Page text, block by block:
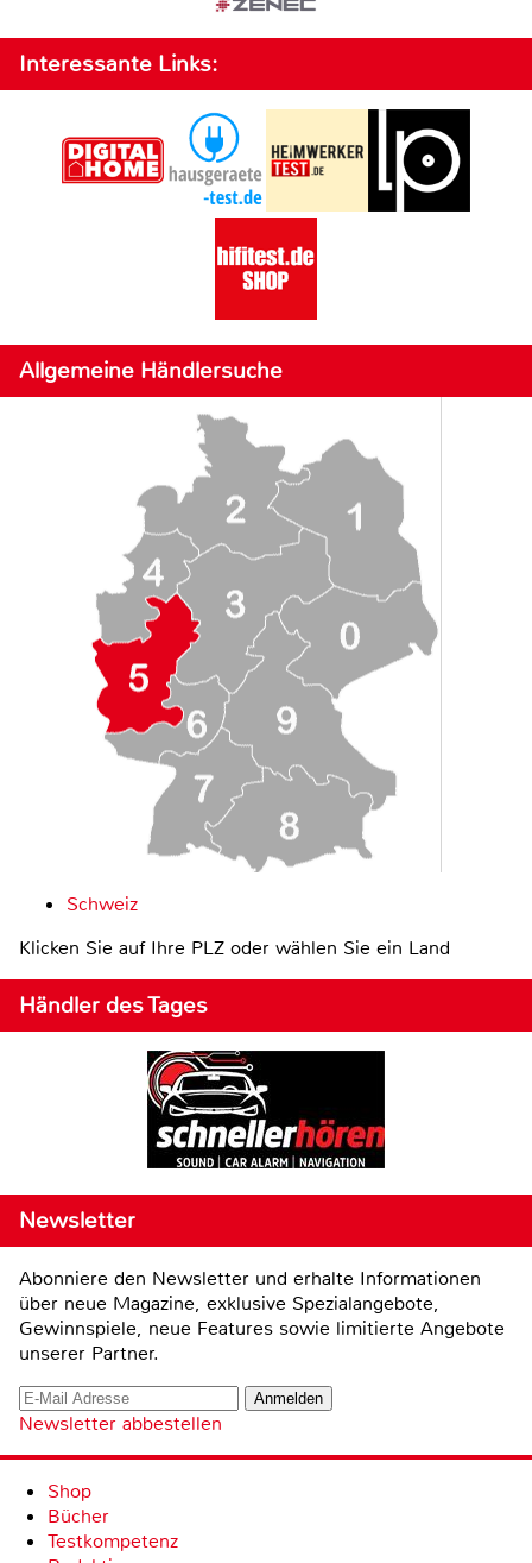
Interessante Links:
Allgemeine Händlersuche
Schweiz
Klicken Sie auf Ihre PLZ oder wählen Sie ein Land
Händler des Tages
Newsletter
Abonniere den Newsletter und erhalte Informationen
über neue Magazine, exklusive Spezialangebote,
Gewinnspiele, neue Features sowie limitierte Angebote
unserer Partner.
Newsletter abbestellen
Shop
Bücher
Testkompetenz